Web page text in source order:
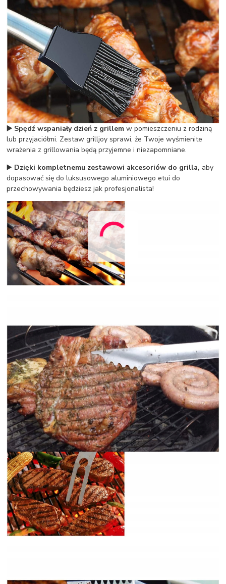
▶️ Spędź wspaniały dzień z grillem w pomieszczeniu z rodziną
lub przyjaciółmi. Zestaw grilljoy sprawi, że Twoje wyśmienite
wrażenia z grillowania będą przyjemne i niezapomniane.
▶️ Dzięki kompletnemu zestawowi akcesoriów do grilla, aby
dopasować się do luksusowego aluminiowego etui do
przechowywania będziesz jak profesjonalista!